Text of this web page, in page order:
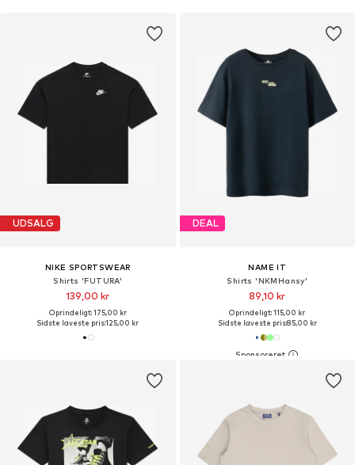
UDSALG
NIKE SPORTSWEAR
Shirts 'FUTURA'
139,00 kr
Oprindeligt: 175,00 kr
Sidste laveste pris:125,00 kr
DEAL
NAME IT
Shirts 'NKMHansy'
89,10 kr
Oprindeligt: 115,00 kr
Sidste laveste pris:85,00 kr